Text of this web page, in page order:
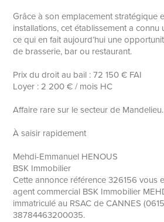
Grâce à son emplacement stratégique
installations, cet établissement a connu
ce qui en fait aujourd’hui une
de brasserie, bar ou restaurant.
Prix du droit au bail : 72 150 € FAI
Loyer : 2 200 € / mois HC
Affaire rare sur le secteur de Mandelieu.
À saisir rapidement
Mehdi-Emmanuel HENOUS
BSK Immobilier
Cette annonce référence 326156 vous
agent commercial BSK Immobilier
immatriculé au RSAC de CANNES
38784463200035.